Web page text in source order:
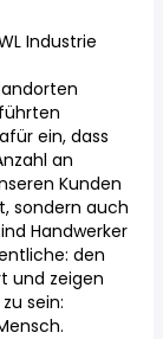
Industrie
ein, dass
an
Kunden
sondern auch
Handwerker
den
und zeigen
sein: